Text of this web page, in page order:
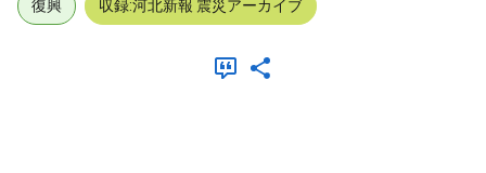
復興 収録:河北新報 震災アーカイブ